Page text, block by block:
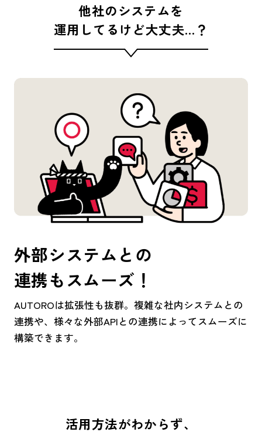
他社のシステムを
運用してるけど大丈夫…？
外部システムとの
連携もスムーズ！
AUTOROは拡張性も抜群。複雑な社内システムとの
連携や、様々な外部APIとの連携によってスムーズに
構築できます。
活用方法がわからず、